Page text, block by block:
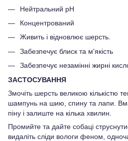
Нейтральний pH
Концентрований
Живить і відновлює шерсть.
Забезпечує блиск та м'якість
Забезпечує незамінні жирні
ЗАСТОСУВАННЯ
Змочіть шерсть великою кількістю
шампунь на шию, спину та лапи.
піну і залиште на кілька хвилин.
Промийте та дайте собаці
видаліть сліди вологи феном,